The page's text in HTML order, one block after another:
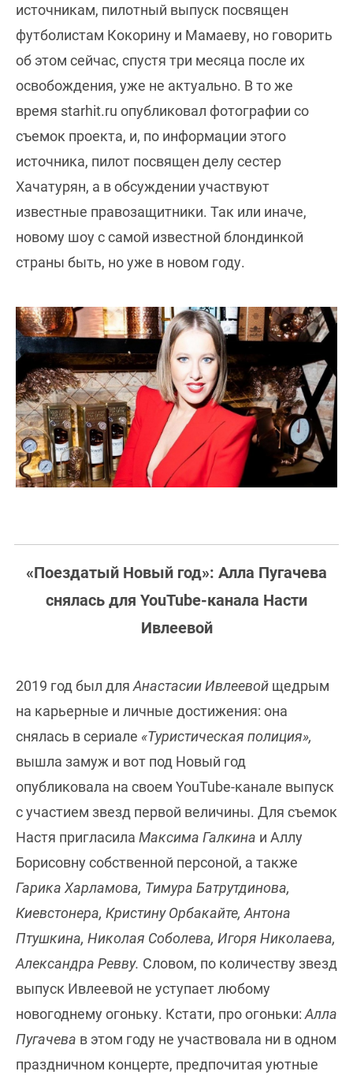
источникам, пилотный выпуск посвящен
футболистам Кокорину и Мамаеву, но говорить
об этом сейчас, спустя три месяца после их
освобождения, уже не актуально. В то же
время starhit.ru опубликовал фотографии со
съемок проекта, и, по информации этого
источника, пилот посвящен делу сестер
Хачатурян, а в обсуждении участвуют
известные правозащитники. Так или иначе,
новому шоу с самой известной блондинкой
страны быть, но уже в новом году.
«Поездатый Новый год»: Алла Пугачева
снялась для YouTube-канала Насти
Ивлеевой
2019 год был для Анастасии Ивлеевой щедрым
на карьерные и личные достижения: она
снялась в сериале «Туристическая полиция»,
вышла замуж и вот под Новый год
опубликовала на своем YouTube-канале выпуск
с участием звезд первой величины. Для съемок
Настя пригласила Максима Галкина и Аллу
Борисовну собственной персоной, а также
Гарика Харламова, Тимура Батрутдинова,
Киевстонера, Кристину Орбакайте, Антона
Птушкина, Николая Соболева, Игоря Николаева,
Александра Ревву. Словом, по количеству звезд
выпуск Ивлеевой не уступает любому
новогоднему огоньку. Кстати, про огоньки: Алла
Пугачева в этом году не участвовала ни в одном
праздничном концерте, предпочитая уютные